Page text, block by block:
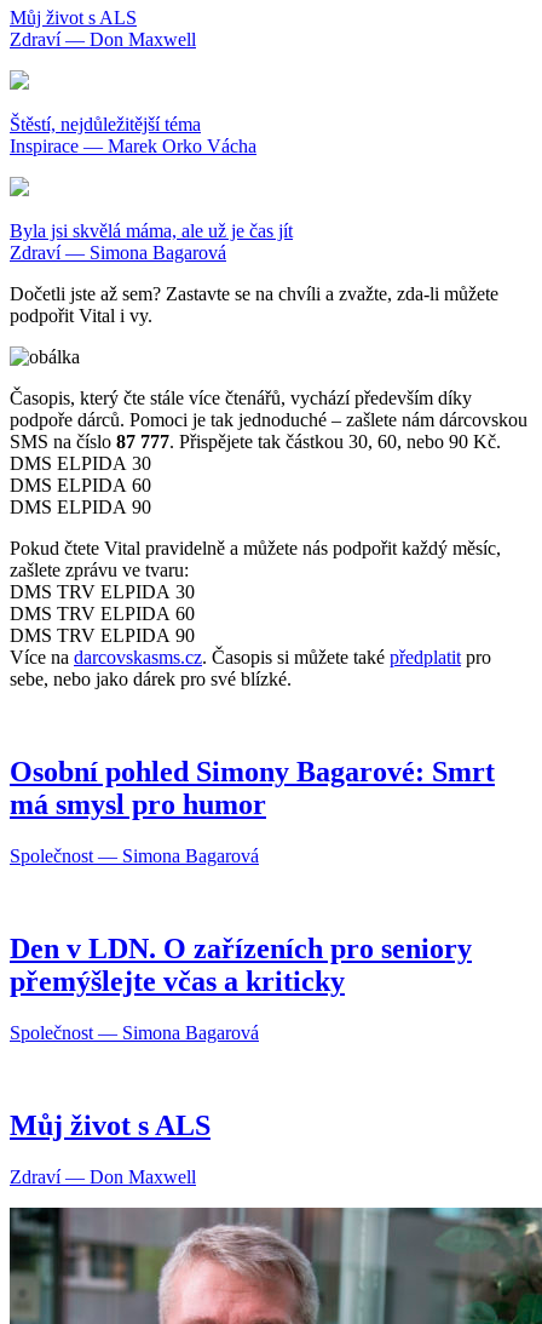
Můj život s ALS
Zdraví — Don Maxwell
Štěstí, nejdůležitější téma
Inspirace — Marek Orko Vácha
Byla jsi skvělá máma, ale už je čas jít
Zdraví — Simona Bagarová
Dočetli jste až sem? Zastavte se na chvíli a zvažte, zda-li můžete
podpořit Vital i vy.
Časopis, který čte stále více čtenářů, vychází především díky
podpoře dárců. Pomoci je tak jednoduché – zašlete nám dárcovskou
SMS na číslo 87 777. Přispějete tak částkou 30, 60, nebo 90 Kč.
DMS ELPIDA 30
DMS ELPIDA 60
DMS ELPIDA 90
Pokud čtete Vital pravidelně a můžete nás podpořit každý měsíc,
zašlete zprávu ve tvaru:
DMS TRV ELPIDA 30
DMS TRV ELPIDA 60
DMS TRV ELPIDA 90
Více na darcovskasms.cz. Časopis si můžete také předplatit pro
sebe, nebo jako dárek pro své blízké.
Osobní pohled Simony Bagarové: Smrt
má smysl pro humor
Společnost — Simona Bagarová
Den v LDN. O zařízeních pro seniory
přemýšlejte včas a kriticky
Společnost — Simona Bagarová
Můj život s ALS
Zdraví — Don Maxwell